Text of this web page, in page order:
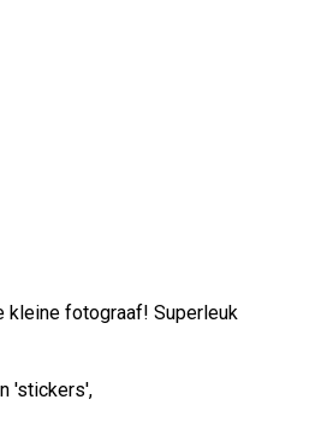
kleine fotograaf! Superleuk
'stickers',